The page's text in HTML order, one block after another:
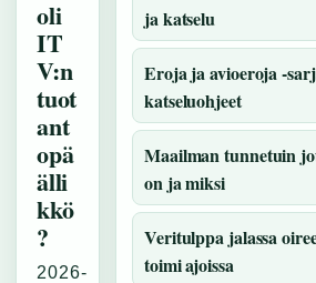
oli
IT
V:n
tuot
ant
opä
älli
kkö
?
2026-
ja katselu
Eroja ja avioeroja -
katseluohjeet
Maailman tunnetuin
on ja miksi
Veritulppa jalassa
toimi ajoissa